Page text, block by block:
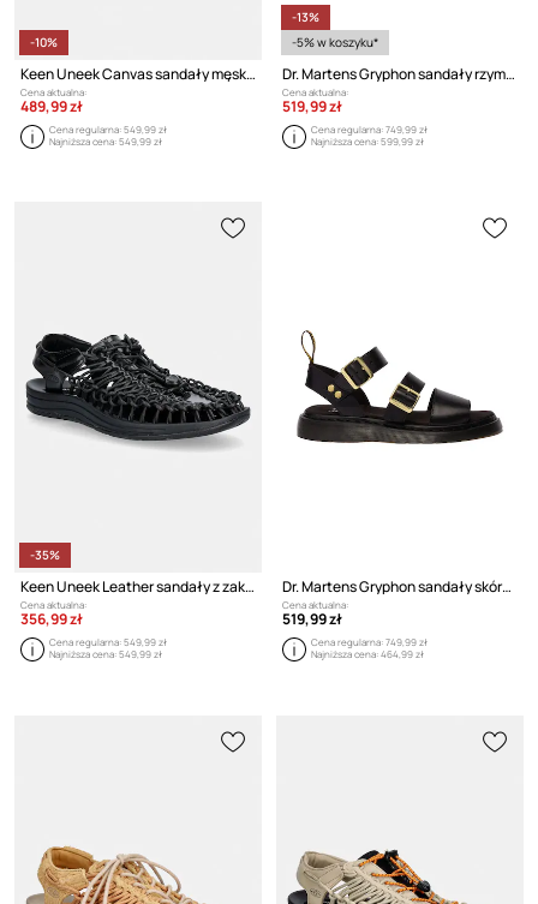
-10%
Keen Uneek Canvas sandały męskie
Cena aktualna:
489,99 zł
Cena regularna:549,99 zł
Najniższa cena:549,99 zł
-13%
-5% w koszyku*
Dr. Martens Gryphon sandały rzymianki skórzane
Cena aktualna:
519,99 zł
Cena regularna:749,99 zł
Najniższa cena:599,99 zł
-35%
Keen Uneek Leather sandały z zakrytymi palcami
Cena aktualna:
356,99 zł
Cena regularna:549,99 zł
Najniższa cena:549,99 zł
Dr. Martens Gryphon sandały skórzane
Cena aktualna:
519,99 zł
Cena regularna:749,99 zł
Najniższa cena:464,99 zł